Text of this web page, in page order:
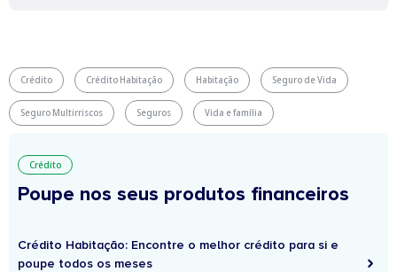
Crédito Crédito Habitação Habitação Seguro de Vida
Seguro Multirriscos Seguros Vida e família
Crédito
Poupe nos seus produtos financeiros
Crédito Habitação: Encontre o melhor crédito para si e
poupe todos os meses